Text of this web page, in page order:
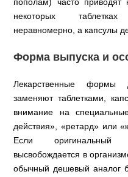
некоторых
неравномерно, а капсулы
Форма выпуска и
Лекарственные формы
заменяют таблетками,
внимание на
действия», «ретард» или
Если оригинальный
высвобождается в
обычный дешевый аналог